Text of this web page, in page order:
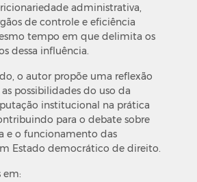
administrativa,
de controle e eficiência
tempo em que delimita os
dessa influência.
o autor propõe uma reflexão
possibilidades do uso da
institucional na prática
para o debate sobre
e o funcionamento das
Estado democrático de direito.
em: